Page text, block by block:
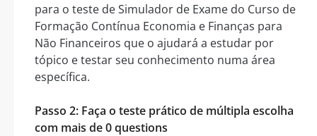
para o teste de Simulador de Exame do Curso de
Formação Contínua Economia e Finanças para
Não Financeiros que o ajudará a estudar por
tópico e testar seu conhecimento numa área
específica.
Passo 2: Faça o teste prático de múltipla escolha
com mais de 0 questions